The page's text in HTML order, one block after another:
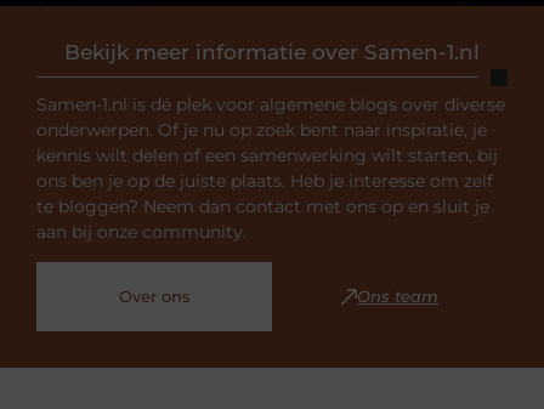
Bekijk meer informatie over Samen-1.nl
Samen-1.nl is dé plek voor algemene blogs over diverse
onderwerpen. Of je nu op zoek bent naar inspiratie, je
kennis wilt delen of een samenwerking wilt starten, bij
ons ben je op de juiste plaats. Heb je interesse om zelf
te bloggen? Neem dan contact met ons op en sluit je
aan bij onze community.
Over ons Ons team